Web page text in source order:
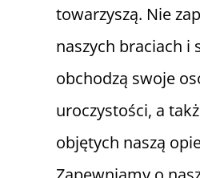
towarzyszą. Nie
naszych braciach i
obchodzą swoje
uroczystości, a
objętych naszą